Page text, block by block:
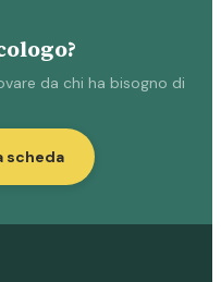
da chi ha bisogno di
scheda